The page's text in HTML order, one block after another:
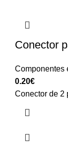
Conector
Componentes
0.20€
Conector de 2